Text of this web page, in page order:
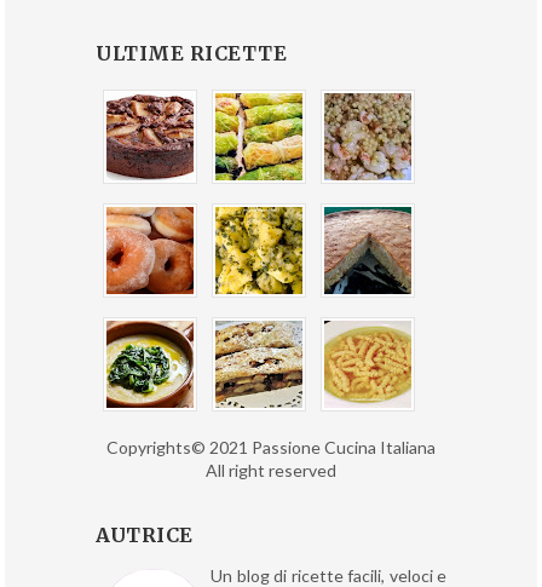
ULTIME RICETTE
Copyrights© 2021 Passione Cucina Italiana
All right reserved
AUTRICE
Un blog di ricette facili, veloci e